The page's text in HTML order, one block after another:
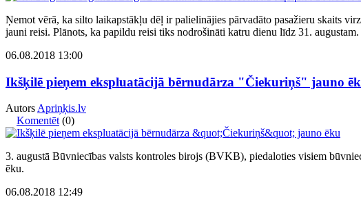
Ņemot vērā, ka silto laikapstākļu dēļ ir palielinājies pārvadāto pasažieru skaits
jauni reisi. Plānots, ka papildu reisi tiks nodrošināti katru dienu līdz 31. augustam.
06.08.2018 13:00
Ikšķilē pieņem ekspluatācijā bērnudārza "Čiekuriņš" jauno
Autors Apriņķis.lv
Komentēt (0)
3. augustā Būvniecības valsts kontroles birojs (BVKB), piedaloties visiem
ēku.
06.08.2018 12:49